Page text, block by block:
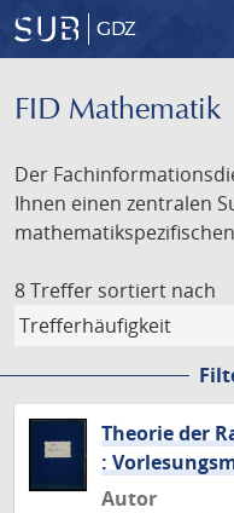
GDZ
FID Mathematik
Der
Ihnen einen zentralen
8 Treffer sortiert nach
Theorie der
:
Autor